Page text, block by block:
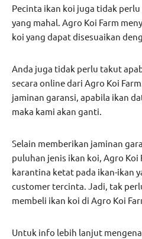
Pecinta ikan koi juga tidak
yang mahal. Agro Koi Farm
koi yang dapat disesuaikan
Anda juga tidak perlu takut
secara online dari Agro Koi
jaminan garansi, apabila ikan
maka kami akan ganti.
Selain memberikan jaminan
puluhan jenis ikan koi, Agro Koi
karantina ketat pada ikan-ikan
customer tercinta. Jadi, tak
membeli ikan koi di Agro Koi
Untuk info lebih lanjut